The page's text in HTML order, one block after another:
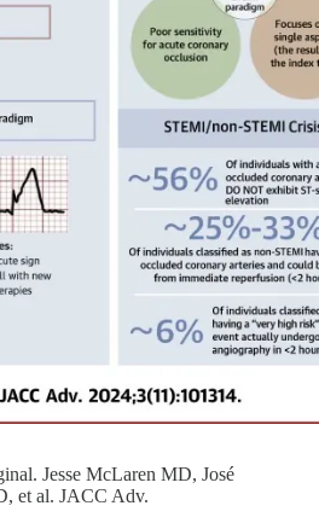
Jesse McLaren MD, José
et al. JACC Adv.